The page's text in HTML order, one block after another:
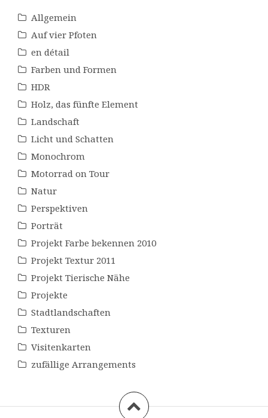
Allgemein
Auf vier Pfoten
en détail
Farben und Formen
HDR
Holz, das fünfte Element
Landschaft
Licht und Schatten
Monochrom
Motorrad on Tour
Natur
Perspektiven
Porträt
Projekt Farbe bekennen 2010
Projekt Textur 2011
Projekt Tierische Nähe
Projekte
Stadtlandschaften
Texturen
Visitenkarten
zufällige Arrangements